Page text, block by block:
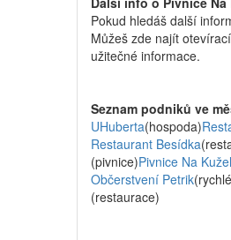
Pokud hledáš další
Můžeš zde najít
užitečné informace.
Seznam podniků ve
UHuberta(hospoda)
Restaurant Besídka
(pivnice)Pivnice Na
Občerstvení Petrik
(restaurace)